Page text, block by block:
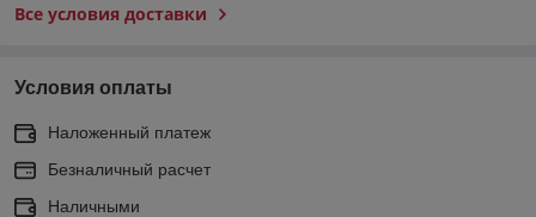
Все условия доставки
Условия оплаты
Наложенный платеж
Безналичный расчет
Наличными